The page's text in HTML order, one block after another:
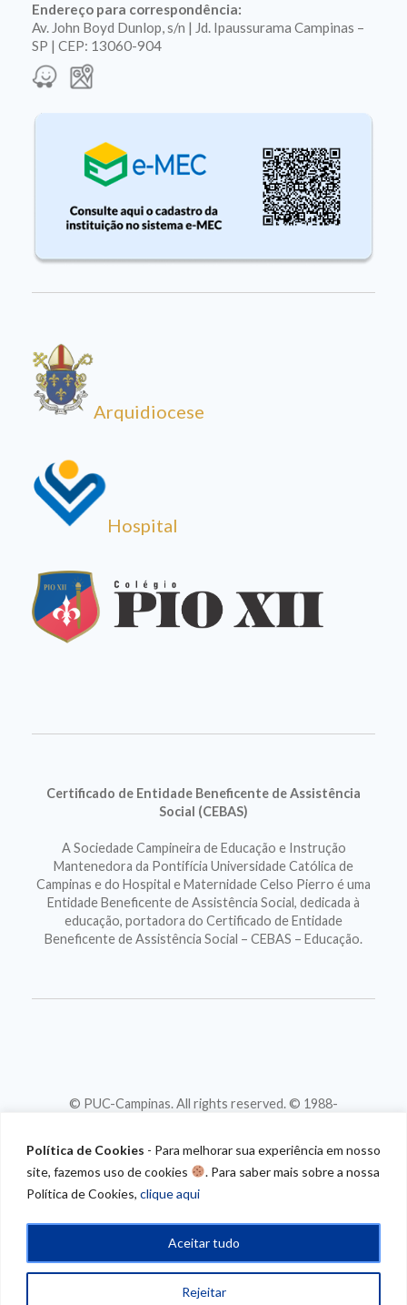
Política de Cookies - Para melhorar sua experiência em nosso
site, fazemos uso de cookies
. Para saber mais sobre a nossa
Política de Cookies, clique aqui
Rejeitar
Aceitar tudo
Endereço para correspondência:
Av. John Boyd Dunlop, s/n | Jd. Ipaussurama Campinas –
SP | CEP: 13060-904
Arquidiocese
Hospital
Certificado de Entidade Beneficente de Assistência
Social (CEBAS)
A Sociedade Campineira de Educação e Instrução
Mantenedora da Pontifícia Universidade Católica de
Campinas e do Hospital e Maternidade Celso Pierro é uma
Entidade Beneficente de Assistência Social, dedicada à
educação, portadora do Certificado de Entidade
Beneficente de Assistência Social – CEBAS – Educação.
© PUC-Campinas. All rights reserved. © 1988-